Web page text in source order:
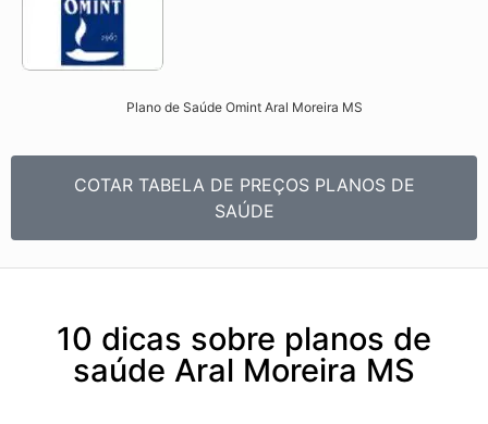
Plano de Saúde Omint Aral Moreira MS​
COTAR TABELA DE PREÇOS PLANOS DE
SAÚDE
10 dicas sobre planos de
saúde Aral Moreira MS